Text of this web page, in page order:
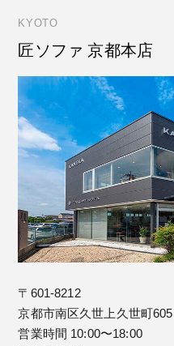
KYOTO
匠ソファ 京都本店
〒601-8212
京都市南区久世上久世町
営業時間 10:00〜18:00